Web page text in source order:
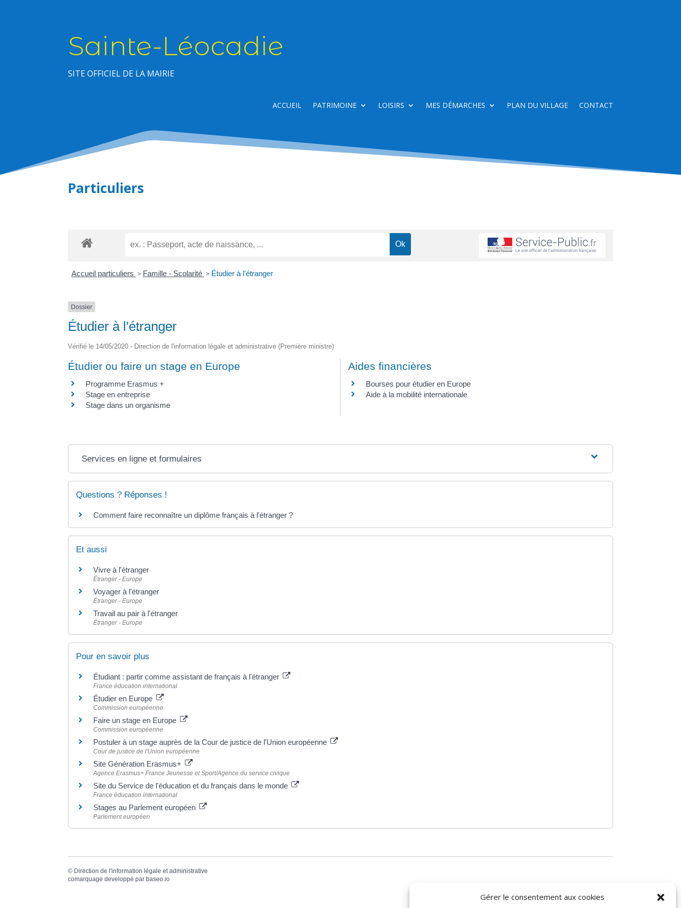
Gérer le consentement aux cookies
Sainte-Léocadie
SITE OFFICIEL DE LA MAIRIE
ACCUEIL PATRIMOINE LOISIRS MES DÉMARCHES PLAN DU VILLAGE CONTACT
Particuliers
Accueil particuliers > Famille - Scolarité > Étudier à l'étranger
Dossier
Étudier à l'étranger
Vérifié le 14/05/2020 - Direction de l'information légale et administrative (Première ministre)
Étudier ou faire un stage en Europe
Programme Erasmus +
Stage en entreprise
Stage dans un organisme
Aides financières
Bourses pour étudier en Europe
Aide à la mobilité internationale
Services en ligne et formulaires
Questions ? Réponses !
Comment faire reconnaître un diplôme français à l'étranger ?
Et aussi
Vivre à l'étranger
Étranger - Europe
Voyager à l'étranger
Étranger - Europe
Travail au pair à l'étranger
Étranger - Europe
Pour en savoir plus
Étudiant : partir comme assistant de français à l'étranger
France éducation international
Étudier en Europe
Commission européenne
Faire un stage en Europe
Commission européenne
Postuler à un stage auprès de la Cour de justice de l'Union européenne
Cour de justice de l'Union européenne
Site Génération Erasmus+
Agence Erasmus+ France Jeunesse et Sport/Agence du service civique
Site du Service de l'éducation et du français dans le monde
France éducation international
Stages au Parlement européen
Parlement européen
© Direction de l'information légale et administrative
comarquage developpé par baseo.io